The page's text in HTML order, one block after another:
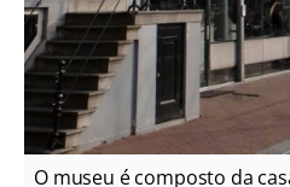
O museu é composto da